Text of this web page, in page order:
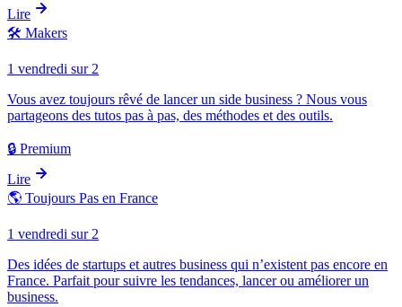
Lire
🛠️ Makers
1 vendredi sur 2
Vous avez toujours rêvé de lancer un side business ? Nous vous
partageons des tutos pas à pas, des méthodes et des outils.
🔒 Premium
Lire
🌎 Toujours Pas en France
1 vendredi sur 2
Des idées de startups et autres business qui n’existent pas encore en
France. Parfait pour suivre les tendances, lancer ou améliorer un
business.